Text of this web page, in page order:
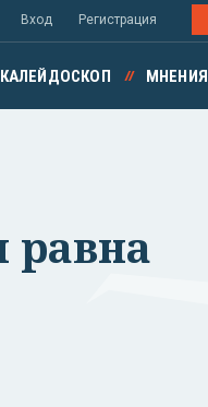
Вход Регистрация
КАЛЕЙДОСКОП МНЕНИЯ
равна